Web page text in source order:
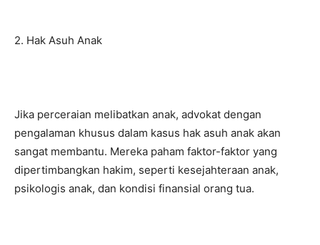
2. Hak Asuh Anak
Jika perceraian melibatkan anak, advokat dengan
pengalaman khusus dalam kasus hak asuh anak akan
sangat membantu. Mereka paham faktor-faktor yang
dipertimbangkan hakim, seperti kesejahteraan anak,
psikologis anak, dan kondisi finansial orang tua.